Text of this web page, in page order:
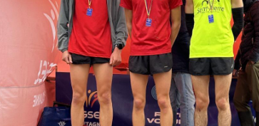
Rechercher